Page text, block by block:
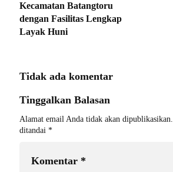
Kecamatan Batangtoru
dengan Fasilitas Lengkap
Layak Huni
Tidak ada komentar
Tinggalkan Balasan
Alamat email Anda tidak akan dipublikasikan.
ditandai *
Komentar *